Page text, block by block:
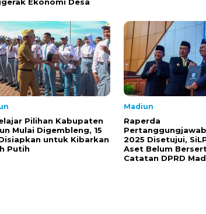
Pilihan Kabupaten
Mulai Digembleng, 15
untuk Kibarkan
Putih
Madiun
Raperda
2025 Disetujui,
Aset Belum
Catatan DPRD